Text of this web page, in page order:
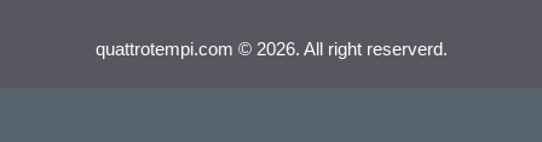
quattrotempi.com © 2026. All right reserverd.